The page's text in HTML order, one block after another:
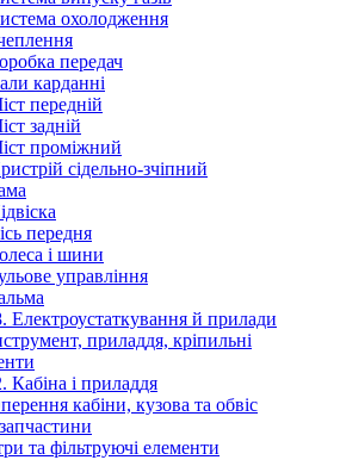
охолодження
передач
карданні
передній
задній
проміжний
сідельно-зчіпний
передня
і шини
управління
Електроустаткування й прилади
приладдя, кріпильні
Кабіна і приладдя
кабіни, кузова та обвіс
та фільтруючі елементи